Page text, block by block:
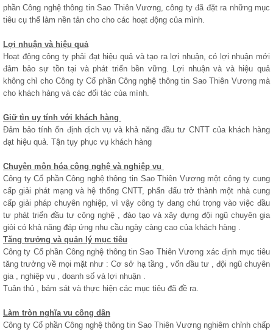
phần Công nghệ thông tin Sao Thiên Vương, công ty đã đặt ra những mục
tiêu cụ thể làm nền tản cho cho các hoạt động của mình.
Lợi nhuận và hiệu quả
Hoạt động công ty phải đạt hiệu quả và tạo ra lợi nhuận, có lợi nhuận mới
đảm bảo sự tồn tại và phát triển bền vững. Lợi nhuận và và hiệu quả
không chỉ cho Công ty Cổ phần Công nghệ thông tin Sao Thiên Vương mà
cho khách hàng và các đối tác của mình.
Giữ tìn uy tính với khách hàng
Đảm bảo tính ổn định dịch vụ và khả năng đầu tư CNTT của khách hàng
đạt hiệu quả. Tận tụy phục vụ khách hàng
Chuyên môn hóa công nghệ và nghiệp vụ
Công ty Cổ phần Công nghệ thông tin Sao Thiên Vương một công ty cung
cấp giải phát mạng và hệ thống CNTT, phấn đấu trở thành một nhà cung
cấp giải pháp chuyên nghiệp, vì vậy công ty đang chú trọng vào việc đầu
tư phát triển đầu tư công nghệ , đào tạo và xây dựng đội ngũ chuyên gia
giỏi có khả năng đáp ứng nhu cầu ngày càng cao của khách hàng .
Tăng trưởng và quản lý mục tiêu
Công ty Cổ phần Công nghệ thông tin Sao Thiên Vương xác định mục tiêu
tăng trưởng về mọi mặt như : Cơ sở hạ tầng , vốn đầu tư , đội ngũ chuyên
gia , nghiệp vụ , doanh số và lợi nhuận .
Tuân thủ , bám sát và thực hiện các mục tiêu đã đề ra.
Làm tròn nghĩa vụ công dân
Công ty Cổ phần Công nghệ thông tin Sao Thiên Vương nghiêm chỉnh chấp